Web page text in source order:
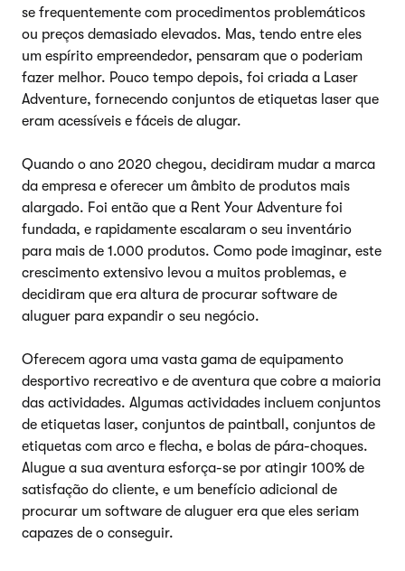
se frequentemente com procedimentos problemáticos
ou preços demasiado elevados. Mas, tendo entre eles
um espírito empreendedor, pensaram que o poderiam
fazer melhor. Pouco tempo depois, foi criada a Laser
Adventure, fornecendo conjuntos de etiquetas laser que
eram acessíveis e fáceis de alugar.
Quando o ano 2020 chegou, decidiram mudar a marca
da empresa e oferecer um âmbito de produtos mais
alargado. Foi então que a Rent Your Adventure foi
fundada, e rapidamente escalaram o seu inventário
para mais de 1.000 produtos. Como pode imaginar, este
crescimento extensivo levou a muitos problemas, e
decidiram que era altura de procurar software de
aluguer para expandir o seu negócio.
Oferecem agora uma vasta gama de equipamento
desportivo recreativo e de aventura que cobre a maioria
das actividades. Algumas actividades incluem conjuntos
de etiquetas laser, conjuntos de paintball, conjuntos de
etiquetas com arco e flecha, e bolas de pára-choques.
Alugue a sua aventura esforça-se por atingir 100% de
satisfação do cliente, e um benefício adicional de
procurar um software de aluguer era que eles seriam
capazes de o conseguir.